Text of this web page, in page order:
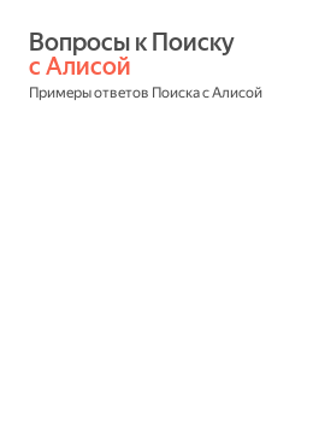
с Алисой
Примеры ответов Поиска с Алисой